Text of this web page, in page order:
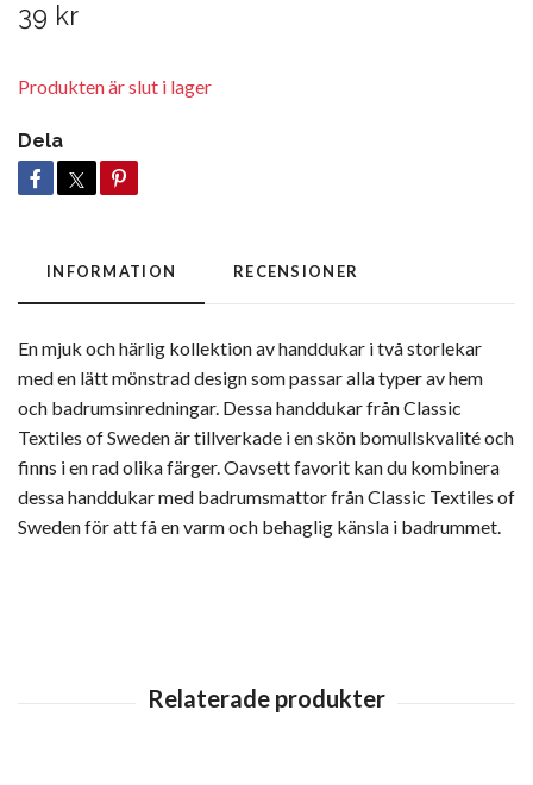
39 kr
Produkten är slut i lager
Dela
INFORMATION RECENSIONER
En mjuk och härlig kollektion av handdukar i två storlekar
med en lätt mönstrad design som passar alla typer av hem
och badrumsinredningar. Dessa handdukar från Classic
Textiles of Sweden är tillverkade i en skön bomullskvalité och
finns i en rad olika färger. Oavsett favorit kan du kombinera
dessa handdukar med badrumsmattor från Classic Textiles of
Sweden för att få en varm och behaglig känsla i badrummet.